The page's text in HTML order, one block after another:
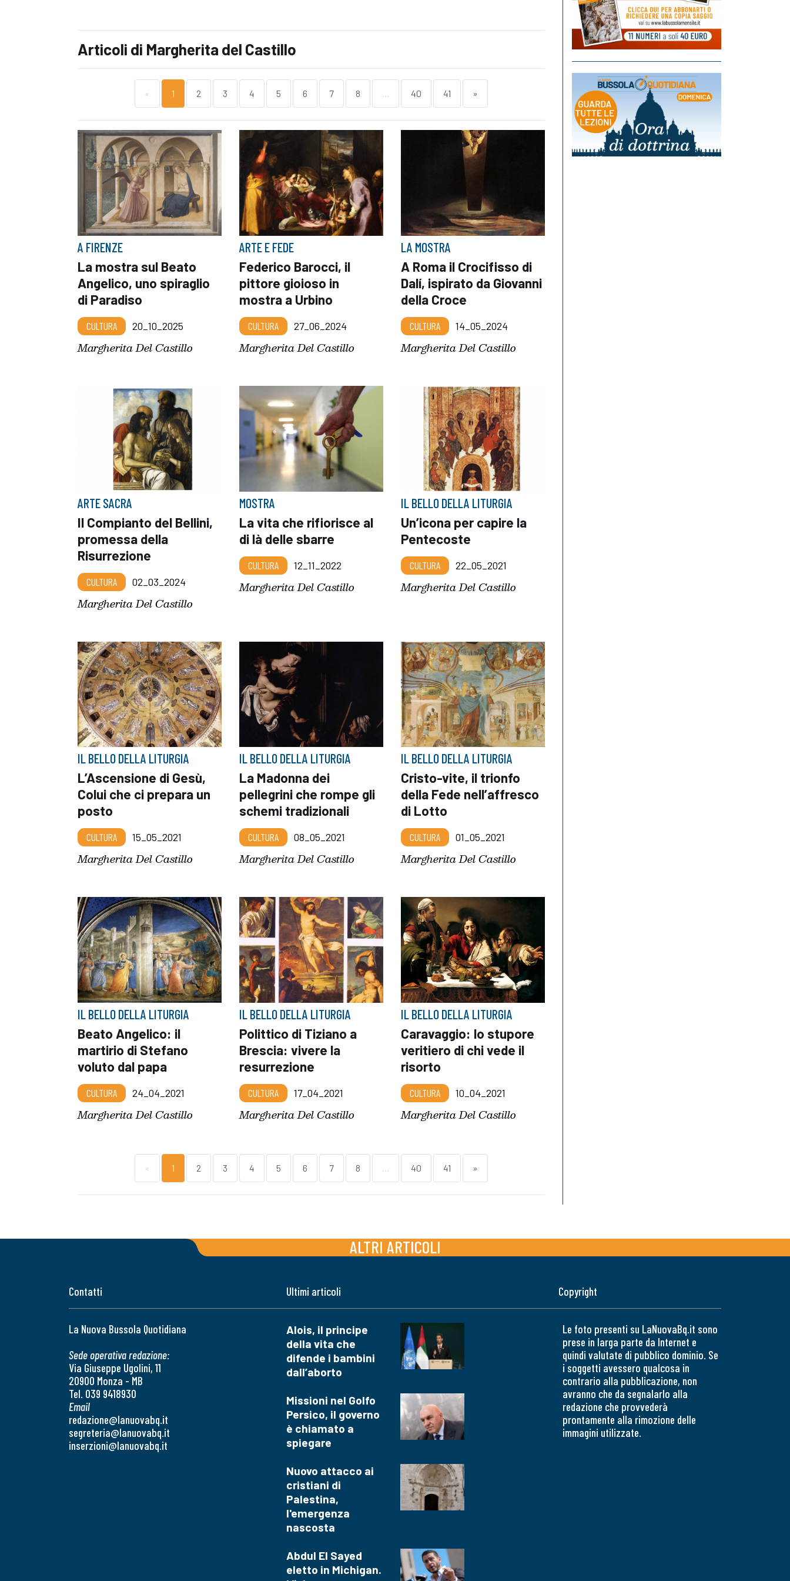
Articoli di Margherita del Castillo
« 1 2 3 4 5 6 7 8 ... 40 41 »
A FIRENZE
La mostra sul Beato
Angelico, uno spiraglio
di Paradiso
CULTURA 20_10_2025
Margherita Del Castillo
ARTE E FEDE
Federico Barocci, il
pittore gioioso in
mostra a Urbino
CULTURA 27_06_2024
Margherita Del Castillo
LA MOSTRA
A Roma il Crocifisso di
Dalí, ispirato da Giovanni
della Croce
CULTURA 14_05_2024
Margherita Del Castillo
ARTE SACRA
Il Compianto del Bellini,
promessa della
Risurrezione
CULTURA 02_03_2024
Margherita Del Castillo
MOSTRA
La vita che rifiorisce al
di là delle sbarre
CULTURA 12_11_2022
Margherita Del Castillo
IL BELLO DELLA LITURGIA
Un’icona per capire la
Pentecoste
CULTURA 22_05_2021
Margherita Del Castillo
IL BELLO DELLA LITURGIA
L’Ascensione di Gesù,
Colui che ci prepara un
posto
CULTURA 15_05_2021
Margherita Del Castillo
IL BELLO DELLA LITURGIA
La Madonna dei
pellegrini che rompe gli
schemi tradizionali
CULTURA 08_05_2021
Margherita Del Castillo
IL BELLO DELLA LITURGIA
Cristo-vite, il trionfo
della Fede nell’affresco
di Lotto
CULTURA 01_05_2021
Margherita Del Castillo
IL BELLO DELLA LITURGIA
Beato Angelico: il
martirio di Stefano
voluto dal papa
CULTURA 24_04_2021
Margherita Del Castillo
IL BELLO DELLA LITURGIA
Polittico di Tiziano a
Brescia: vivere la
resurrezione
CULTURA 17_04_2021
Margherita Del Castillo
IL BELLO DELLA LITURGIA
Caravaggio: lo stupore
veritiero di chi vede il
risorto
CULTURA 10_04_2021
Margherita Del Castillo
« 1 2 3 4 5 6 7 8 ... 40 41 »
ALTRI ARTICOLI
Contatti
La Nuova Bussola Quotidiana
Sede operativa redazione:
Via Giuseppe Ugolini, 11
20900 Monza - MB
Tel. 039 9418930
Email
redazione@lanuovabq.it
segreteria@lanuovabq.it
inserzioni@lanuovabq.it
Ultimi articoli
Alois, il principe
della vita che
difende i bambini
dall’aborto
Missioni nel Golfo
Persico, il governo
è chiamato a
spiegare
Nuovo attacco ai
cristiani di
Palestina,
l'emergenza
nascosta
Abdul El Sayed
eletto in Michigan.
Copyright
Le foto presenti su LaNuovaBq.it sono
prese in larga parte da Internet e
quindi valutate di pubblico dominio. Se
i soggetti avessero qualcosa in
contrario alla pubblicazione, non
avranno che da segnalarlo alla
redazione che provvederà
prontamente alla rimozione delle
immagini utilizzate.